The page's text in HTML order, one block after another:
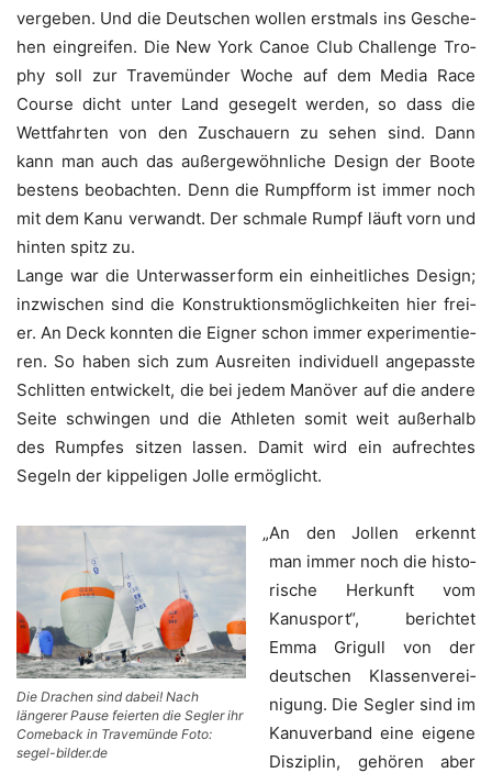
ver­ge­ben. Und die Deut­schen wol­len erst­mals ins Gesche­
hen ein­grei­fen. Die New York Canoe Club Chall­enge Tro­
phy soll zur Tra­ve­mün­der Woche auf dem Media Race
Cour­se dicht unter Land gese­gelt wer­den, so dass die
Wett­fahr­ten von den Zuschau­ern zu sehen sind. Dann
kann man auch das außer­ge­wöhn­li­che Design der Boo­te
bes­tens beob­ach­ten. Denn die Rumpf­form ist immer noch
mit dem Kanu ver­wandt. Der schma­le Rumpf läuft vorn und
hin­ten spitz zu.
Lan­ge war die Unter­was­ser­form ein ein­heit­li­ches Design;
inzwi­schen sind die Kon­struk­ti­ons­mög­lich­kei­ten hier frei­
er. An Deck konn­ten die Eig­ner schon immer expe­ri­men­tie­
ren. So haben sich zum Aus­rei­ten indi­vi­du­ell ange­pass­te
Schlit­ten ent­wi­ckelt, die bei jedem Manö­ver auf die ande­re
Sei­te schwin­gen und die Ath­le­ten somit weit außer­halb
des Rump­fes sit­zen las­sen. Damit wird ein auf­rech­tes
Segeln der kip­pe­li­gen Jol­le ermöglicht.
Die Dra­chen sind dabei! Nach
längerer Pau­se fei­er­ten die Seg­ler ihr
Come­back in Travemünde Foto:
segel-bilder.de
„An den Jol­len erkennt
man immer noch die his­to­
ri­sche Her­kunft vom
Kanu­sport“, berich­tet
Emma Gri­gull von der
deut­schen Klas­sen­ver­ei­
ni­gung. Die Seg­ler sind im
Kanu­ver­band eine eige­ne
Dis­zi­plin, gehö­ren aber